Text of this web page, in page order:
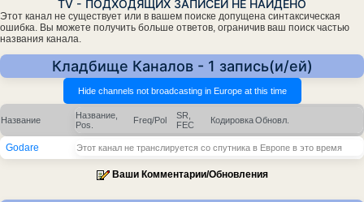
TV - ПОДХОДЯЩИХ ЗАПИСЕЙ НЕ НАЙДЕНО
Этот канал не существует или в вашем поиске допущена синтаксическая
ошибка. Вы можете получить больше ответов, ограничив ваш поиск частью
названия канала.
Кладбище Каналов - 1 запись(и/ей)
Название
Название,
Pos.
Freq/Pol
SR,
FEC
КодировкаОбновл.
Godare Этот канал не транслируется со спутника в Европе в это время
Ваши Комментарии/Обновления